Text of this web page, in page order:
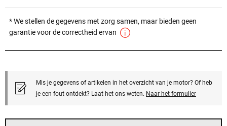
* We stellen de gegevens met zorg samen, maar bieden geen
garantie voor de correctheid ervan
Mis je gegevens of artikelen in het overzicht van je motor? Of heb
je een fout ontdekt? Laat het ons weten. Naar het formulier